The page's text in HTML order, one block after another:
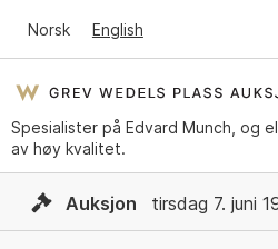
Norsk English
Spesialister på Edvard Munch, og
av høy kvalitet.
Auksjon tirsdag 7. juni